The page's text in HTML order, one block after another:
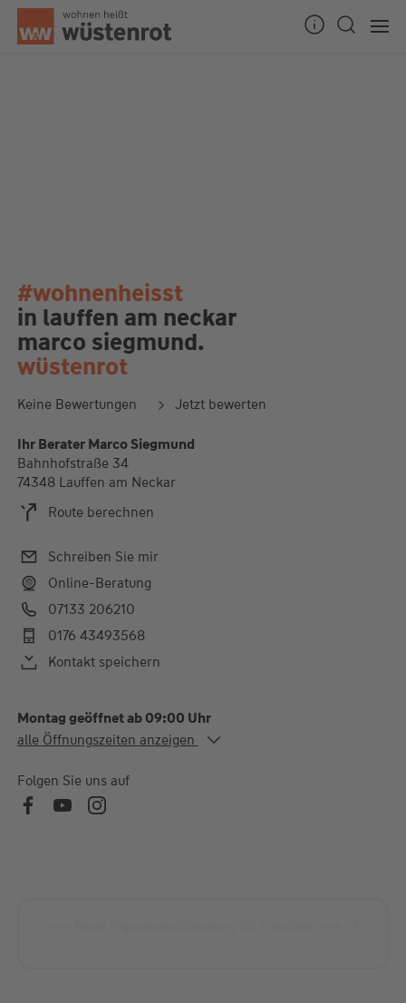
#wohnenheisst
in lauffen am neckar
marco siegmund.
wüstenrot
Keine Bewertungen Jetzt bewerten
Ihr Berater Marco Siegmund
Bahnhofstraße 34
74348 Lauffen am Neckar
Route berechnen
Schreiben Sie mir
Online-Beratung
07133 206210
0176 43493568
Kontakt speichern
Montag geöffnet ab 09:00 Uhr
Alle Öffnungszeiten
Do.
alle Öffnungszeiten anzeigen
Folgen Sie uns auf